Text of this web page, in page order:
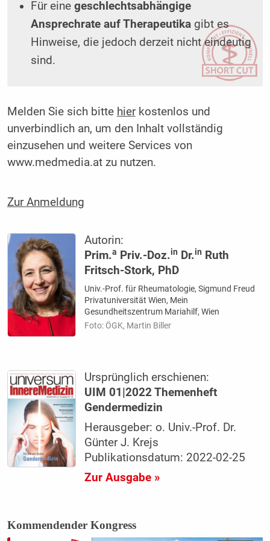
Für einegeschlechtsabhängige
Ansprechrate auf Therapeutika gibt es
Hinweise, die jedoch derzeit nicht eindeutig
sind.
Melden Sie sich bitte hierkostenlos und
unverbindlich an, um den Inhalt vollständig
einzusehen und weitere Services von
www.medmedia.at zu nutzen.
Zur Anmeldung
Autorin:
Prim.a Priv.-Doz.in Dr.in
Ruth
Fritsch-Stork, PhD
Univ.-Prof. für Rheumatologie, Sigmund Freud
Privatuniversität Wien, Mein
Gesundheitszentrum Mariahilf, Wien
Foto: ÖGK, Martin Biller
Ursprünglich erschienen:
UIM 01|2022 Themenheft
Gendermedizin
Herausgeber: o. Univ.-Prof. Dr.
Günter J. Krejs
Publikationsdatum: 2022-02-25
Zur Ausgabe »
Kommendender Kongress